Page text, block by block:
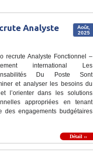
Août,
2025
Analyste
recrute Analyste Fonctionnel –
international Les
Du Poste Sont
et analyser les besoins du
l’orienter dans les solutions
appropriées en tenant
des engagements budgétaires
Détail ››